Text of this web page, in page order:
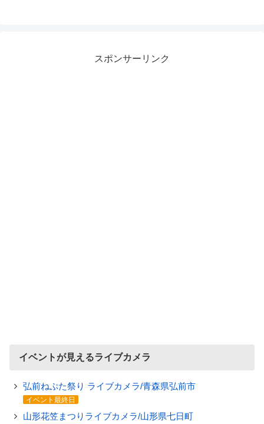
スポンサーリンク
イベントが見えるライブカメラ
弘前ねぷた祭り ライブカメラ/青森県弘前市
イベント最終日
山形花笠まつりライブカメラ/山形県七日町